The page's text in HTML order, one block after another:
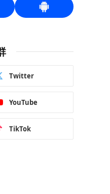
Twitter
YouTube
TikTok